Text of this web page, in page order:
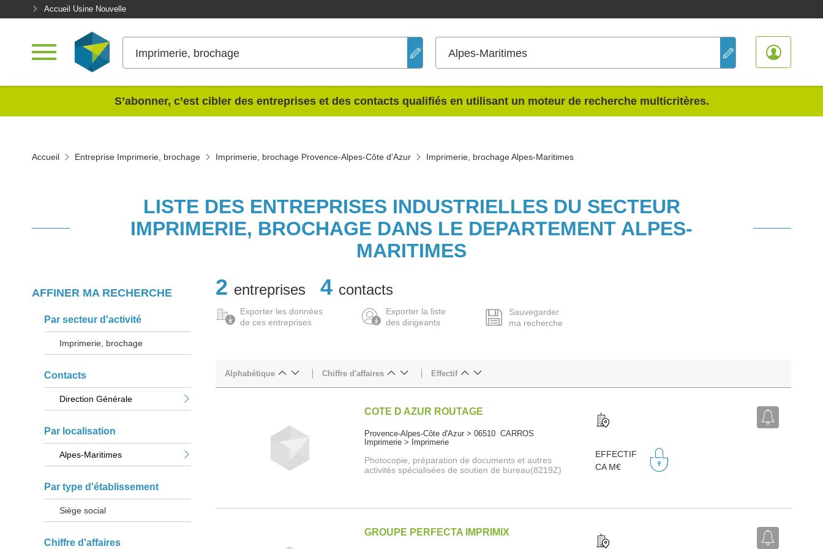
Accueil Usine Nouvelle
Imprimerie, brochage Alpes-Maritimes
S’abonner, c’est cibler des entreprises et des contacts qualifiés en utilisant un moteur de recherche multicritères.
Accueil Entreprise Imprimerie, brochage Imprimerie, brochage Provence-Alpes-Côte d'Azur Imprimerie, brochage Alpes-Maritimes
LISTE DES ENTREPRISES INDUSTRIELLES DU SECTEUR
IMPRIMERIE, BROCHAGE DANS LE DEPARTEMENT ALPES-
MARITIMES
AFFINER MA RECHERCHE
Par secteur d'activité
Imprimerie, brochage
Contacts
Direction Générale
Par localisation
Alpes-Maritimes
Par type d'établissement
Siège social
Chiffre d'affaires
2 entreprises 4 contacts
Exporter les données
de ces entreprises
Exporter la liste
des dirigeants
Sauvegarder
ma recherche
Alphabétique Chiffre d'affaires Effectif
COTE D AZUR ROUTAGE
Provence-Alpes-Côte d'Azur > 06510 CARROS
Imprimerie > Imprimerie
Photocopie, préparation de documents et autres
activités spécialisées de soutien de bureau(8219Z)
EFFECTIF
CA M€
GROUPE PERFECTA IMPRIMIX